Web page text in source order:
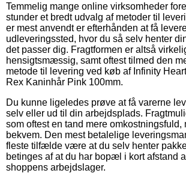
Temmelig mange online virksomheder
stunder et bredt udvalg af metoder til
er mest anvendt er efterhånden at få
udleveringssted, hvor du så selv henter
det passer dig. Fragtformen er altså
hensigtsmæssig, samt oftest tilmed den
metode til levering ved køb af Infinity
Rex Kaninhår Pink 100mm.
Du kunne ligeledes prøve at få varerne
selv eller ud til din arbejdsplads.
som oftest en tand mere omkostningsfuld,
bekvem. Den mest betalelige
fleste tilfælde være at du selv henter
betinges af at du har bopæl i kort afstand
shoppens arbejdslager.